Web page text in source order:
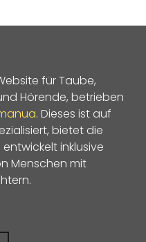
für Taube,
Hörende, betrieben
. Dieses ist auf
bietet die
inklusive
Menschen mit